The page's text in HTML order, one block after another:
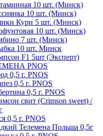
10 шт. (Минск)
10 шт. (Минск)
Кури 5 шт. (Минск)
10 шт. (Минск)
7 шт. (Минск)
10 шт. Минск
F1 5шт (Эксперт)
PNOS
0,5 г. PNOS
0,5 г. PNOS
0,5 г. PNOS
свит (Crimson sweet) /
0,5 г. PNOS
Телемена Польша 0,5г